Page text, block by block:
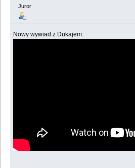
Juror
Nowy wywiad z Dukajem: